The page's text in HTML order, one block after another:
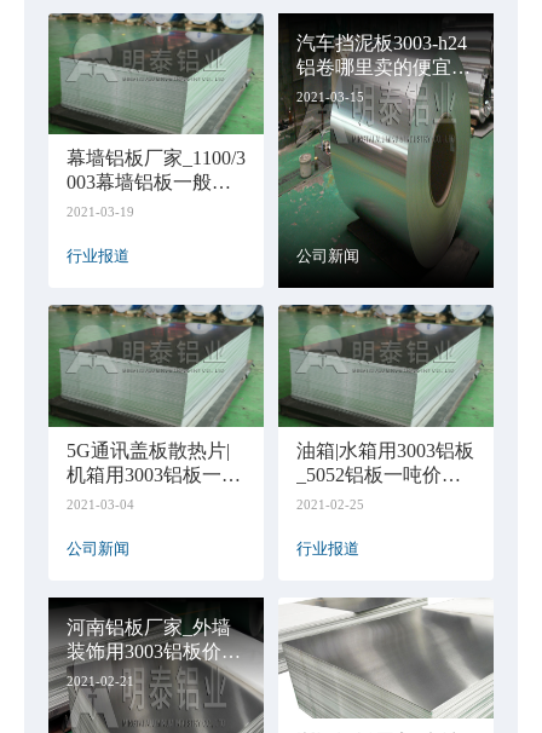
幕墙铝板厂家_1100/3
003幕墙铝板一般多
少钱？有不错厂家介
2021-03-19
行业报道
汽车挡泥板3003-h24
铝卷哪里卖的便宜？
多少钱一吨
2021-03-15
公司新闻
5G通讯盖板散热片|
机箱用3003铝板一吨
多少钱
2021-03-04
公司新闻
油箱|水箱用3003铝板
_5052铝板一吨价格
多少钱
2021-02-25
行业报道
河南铝板厂家_外墙
装饰用3003铝板价格
多少
2021-02-21